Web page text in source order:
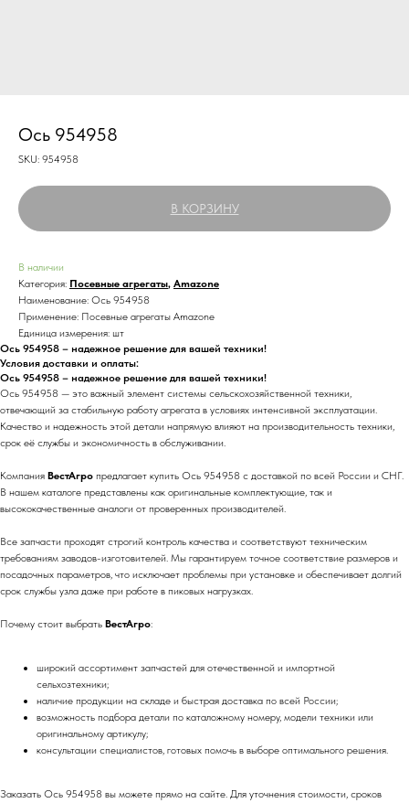
Ось 954958
SKU: 954958
В КОРЗИНУ
В наличии
Категория: Посевные агрегаты, Amazone
Наименование: Ось 954958
Применение: Посевные агрегаты Amazone
Единица измерения: шт
Ось 954958 – надежное решение для вашей техники!
Условия доставки и оплаты:
Ось 954958 – надежное решение для вашей техники!
Ось 954958 — это важный элемент системы сельскохозяйственной техники,
отвечающий за стабильную работу агрегата в условиях интенсивной эксплуатации.
Качество и надежность этой детали напрямую влияют на производительность техники,
срок её службы и экономичность в обслуживании.
Компания ВестАгро предлагает купить Ось 954958 с доставкой по всей России и СНГ.
В нашем каталоге представлены как оригинальные комплектующие, так и
высококачественные аналоги от проверенных производителей.
Все запчасти проходят строгий контроль качества и соответствуют техническим
требованиям заводов-изготовителей. Мы гарантируем точное соответствие размеров и
посадочных параметров, что исключает проблемы при установке и обеспечивает долгий
срок службы узла даже при работе в пиковых нагрузках.
Почему стоит выбрать ВестАгро:
широкий ассортимент запчастей для отечественной и импортной
сельхозтехники;
наличие продукции на складе и быстрая доставка по всей России;
возможность подбора детали по каталожному номеру, модели техники или
оригинальному артикулу;
консультации специалистов, готовых помочь в выборе оптимального решения.
Заказать Ось 954958 вы можете прямо на сайте. Для уточнения стоимости, сроков